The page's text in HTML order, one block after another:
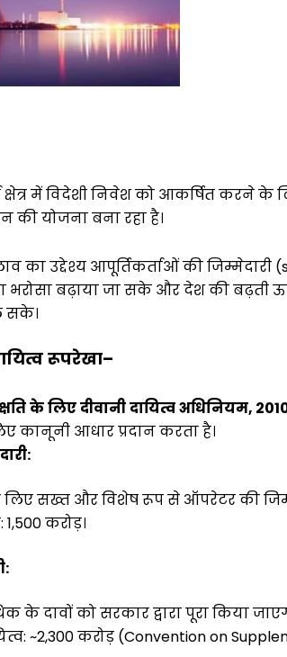
में विदेशी निवेश को आकर्षित करने के
की योजना बना रहा है।
का उद्देश्य आपूर्तिकर्ताओं की
भरोसा बढ़ाया जा सके और देश की बढ़ती
सके।
रूपरेखा–
क्षतिकेलिएदीवानीदायित्वअधिनियम,
कानूनी आधार प्रदान करता है।
:
लिए सख्त और विशेष रूप से ऑपरेटर की
करोड़।
:
के दावों को सरकार द्वारा पूरा किया
~₹2,300 करोड़ (Convention on